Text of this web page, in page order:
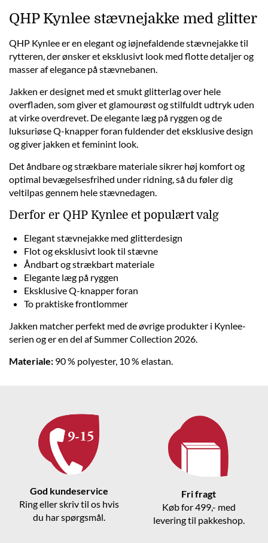
QHP Kynlee stævnejakke med glitter
QHP Kynlee er en elegant og iøjnefaldende stævnejakke til
rytteren, der ønsker et eksklusivt look med flotte detaljer og
masser af elegance på stævnebanen.
Jakken er designet med et smukt glitterlag over hele
overfladen, som giver et glamourøst og stilfuldt udtryk uden
at virke overdrevet. De elegante læg på ryggen og de
luksuriøse Q-knapper foran fuldender det eksklusive design
og giver jakken et feminint look.
Det åndbare og strækbare materiale sikrer høj komfort og
optimal bevægelsesfrihed under ridning, så du føler dig
veltilpas gennem hele stævnedagen.
Derfor er QHP Kynlee et populært valg
Elegant stævnejakke med glitterdesign
Flot og eksklusivt look til stævne
Åndbart og strækbart materiale
Elegante læg på ryggen
Eksklusive Q-knapper foran
To praktiske frontlommer
Jakken matcher perfekt med de øvrige produkter i Kynlee-
serien og er en del af Summer Collection 2026.
Materiale: 90 % polyester, 10 % elastan.
God kundeservice
Ring eller skriv til os hvis
du har spørgsmål.
Fri fragt
Køb for 499,- med
levering til pakkeshop.